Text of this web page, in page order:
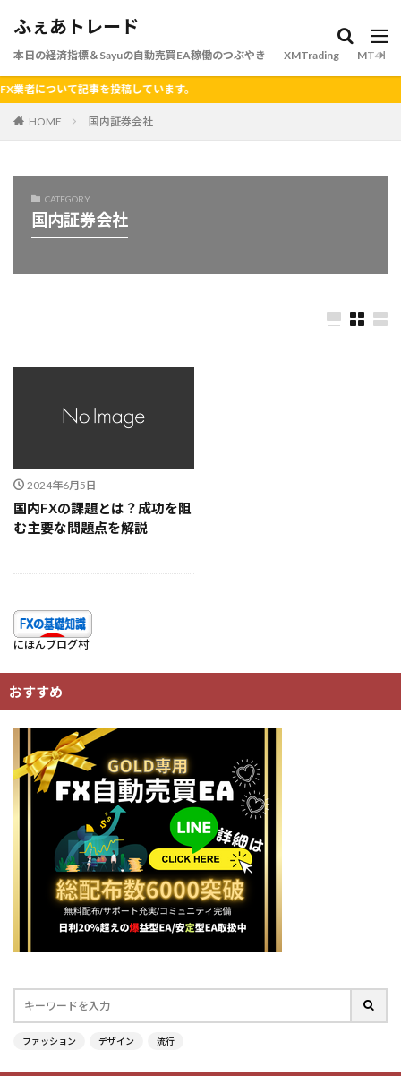
ふぇあトレード
本日の経済指標＆Sayuの自動売買EA稼働のつぶやき XMTrading MT4
について記事を投稿しています。
HOME 国内証券会社
CATEGORY
国内証券会社
2024年6月5日
国内FXの課題とは？成功を阻
む主要な問題点を解説
にほんブログ村
おすすめ
ファッション デザイン 流行